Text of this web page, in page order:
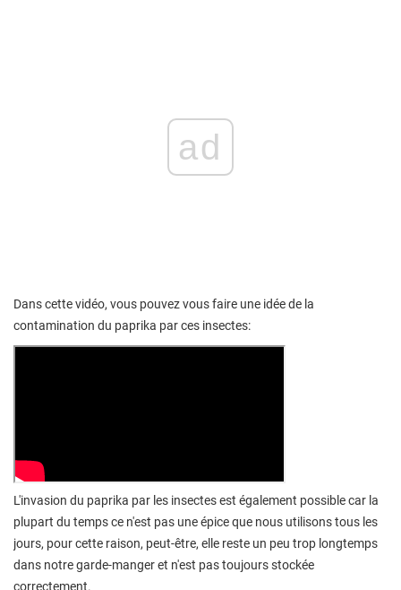
ad
Dans cette vidéo, vous pouvez vous faire une idée de la
contamination du paprika par ces insectes:
L'invasion du paprika par les insectes est également possible car la
plupart du temps ce n'est pas une épice que nous utilisons tous les
jours, pour cette raison, peut-être, elle reste un peu trop longtemps
dans notre garde-manger et n'est pas toujours stockée
correctement.